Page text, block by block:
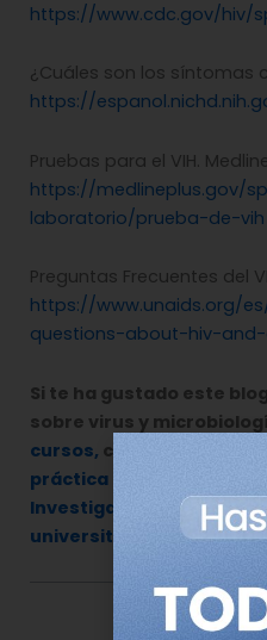
https://www.cdc.gov/hiv/
¿Cuáles son los síntomas
https://
Pruebas para el VIH.
https://medlineplus.gov/
laboratorio/prueba-de-vih
Preguntas Frecuentes del
https://www.unaids.org/
questions-about-hiv-
Si te ha gustado este
sobre virus y
cursos, como el de “
práctica clínica
Investigación en
universitaria